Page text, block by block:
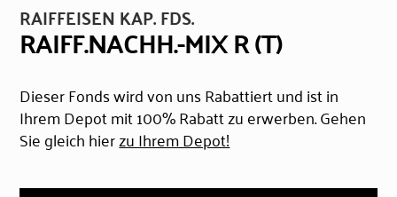
RAIFFEISEN KAP. FDS.
RAIFF.NACHH.-MIX R (T)
Dieser Fonds wird von uns Rabattiert und ist in
Ihrem Depot mit 100% Rabatt zu erwerben. Gehen
Sie gleich hierzu Ihrem Depot!